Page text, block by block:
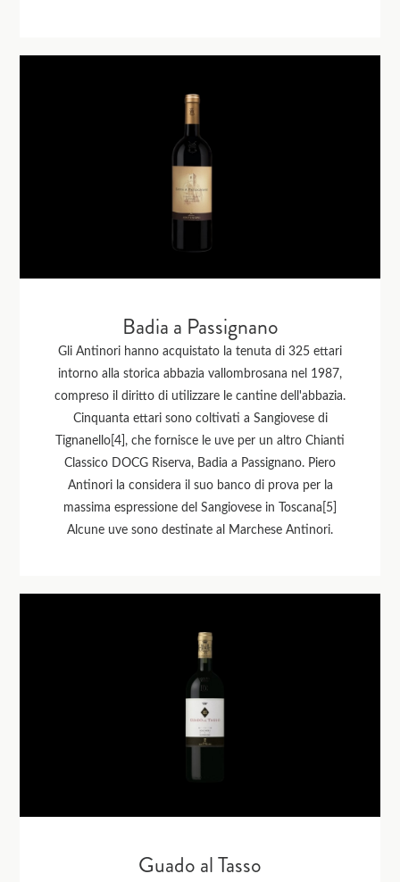
Badia a Passignano
Gli Antinori hanno acquistato la tenuta di 325 ettari
intorno alla storica abbazia vallombrosana nel 1987,
compreso il diritto di utilizzare le cantine dell'abbazia.
Cinquanta ettari sono coltivati a Sangiovese di
Tignanello[4], che fornisce le uve per un altro Chianti
Classico DOCG Riserva, Badia a Passignano. Piero
Antinori la considera il suo banco di prova per la
massima espressione del Sangiovese in Toscana[5]
Alcune uve sono destinate al Marchese Antinori.
Guado al Tasso